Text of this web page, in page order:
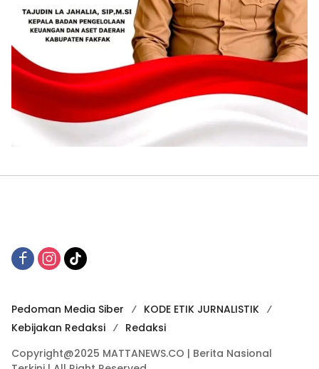
Pedoman Media Siber
KODE ETIK JURNALISTIK
Kebijakan Redaksi
Redaksi
Copyright@2025 MATTANEWS.CO | Berita Nasional